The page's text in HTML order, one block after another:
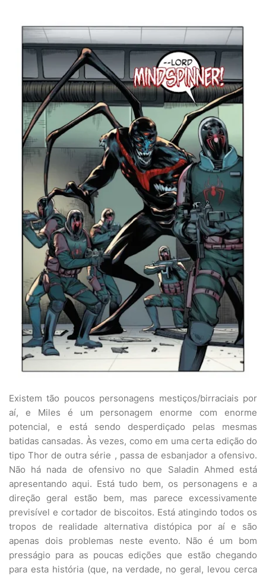
Existem tão poucos personagens mestiços/birraciais por
aí, e Miles é um personagem enorme com enorme
potencial, e está sendo desperdiçado pelas mesmas
batidas cansadas. Às vezes, como em uma certa edição do
tipo Thor de outra série , passa de esbanjador a ofensivo.
Não há nada de ofensivo no que Saladin Ahmed está
apresentando aqui. Está tudo bem, os personagens e a
direção geral estão bem, mas parece excessivamente
previsível e cortador de biscoitos. Está atingindo todos os
tropos de realidade alternativa distópica por aí e são
apenas dois problemas neste evento. Não é um bom
presságio para as poucas edições que estão chegando
para esta história (que, na verdade, no geral, levou cerca